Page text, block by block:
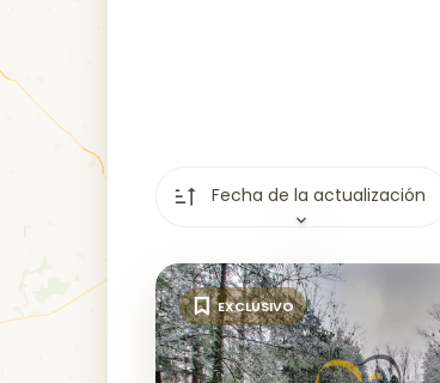
Fecha de la actualización
EXCLUSIVO